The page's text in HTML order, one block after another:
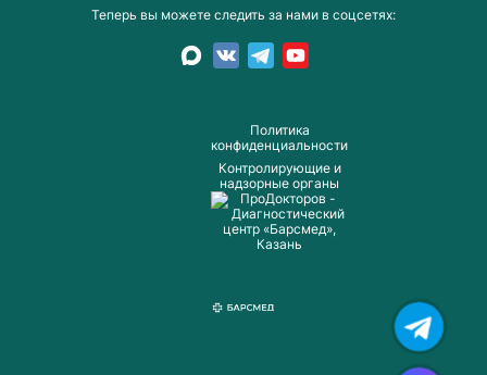
Пoлитика
конфиденциальности
Контролирующие и
надзорные органы
Теперь вы можете следить за нами в соцсетях: